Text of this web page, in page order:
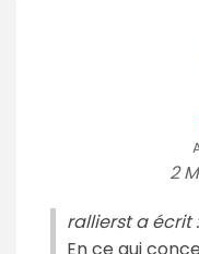
2
rallierst a écrit :
En ce qui